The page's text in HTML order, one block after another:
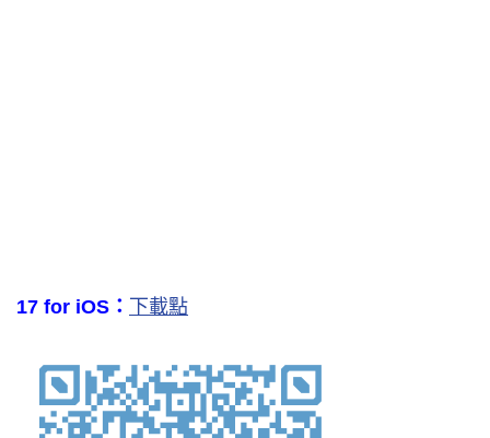
17 for iOS： 下載點